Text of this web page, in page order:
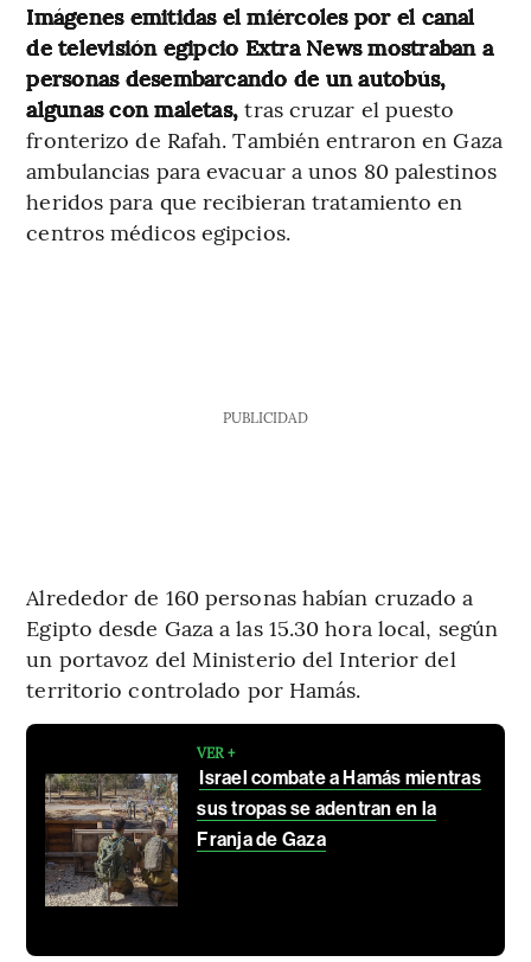
Imágenes emitidas el miércoles por el canal
de televisión egipcio Extra News mostraban a
personas desembarcando de un autobús,
algunas con maletas,tras cruzar el puesto
fronterizo de Rafah. También entraron en Gaza
ambulancias para evacuar a unos 80 palestinos
heridos para que recibieran tratamiento en
centros médicos egipcios.
PUBLICIDAD
Alrededor de 160 personas habían cruzado a
Egipto desde Gaza a las 15.30 hora local, según
un portavoz del Ministerio del Interior del
territorio controlado por Hamás.
VER +
Israel combate a Hamás mientras
sus tropas se adentran en la
Franja de Gaza